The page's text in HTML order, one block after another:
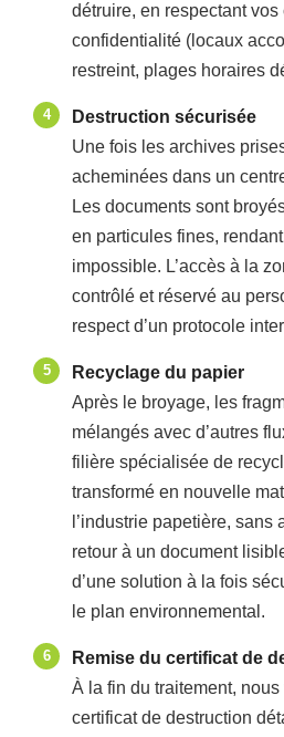
détruire, en respectant
confidentialité (locaux
restreint, plages horaires
Destruction sécurisée
Une fois les archives
acheminées dans un
Les documents sont
en particules fines,
impossible. L’accès à la
contrôlé et réservé au
respect d’un protocole
Recyclage du papier
Après le broyage, les
mélangés avec d’autres
filière spécialisée de
transformé en nouvelle
l’industrie papetière,
retour à un document
d’une solution à la fois
le plan environnemental.
Remise du certificat de
À la fin du traitement,
certificat de destruction